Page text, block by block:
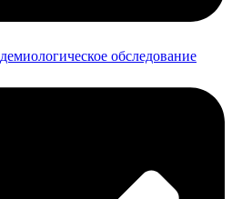
обследование